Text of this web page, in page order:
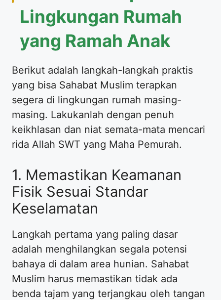
Lingkungan Rumah
yang Ramah Anak
Berikut adalah langkah-langkah praktis
yang bisa Sahabat Muslim terapkan
segera di lingkungan rumah masing-
masing. Lakukanlah dengan penuh
keikhlasan dan niat semata-mata mencari
rida Allah SWT yang Maha Pemurah.
1. Memastikan Keamanan
Fisik Sesuai Standar
Keselamatan
Langkah pertama yang paling dasar
adalah menghilangkan segala potensi
bahaya di dalam area hunian. Sahabat
Muslim harus memastikan tidak ada
benda tajam yang terjangkau oleh tangan